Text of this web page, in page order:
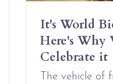
It's World
Here's Why
Celebrate it
The vehicle of